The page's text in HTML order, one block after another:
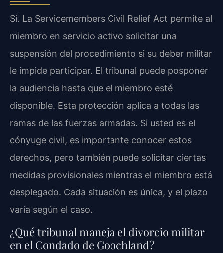
Sí. La Servicemembers Civil Relief Act permite al
miembro en servicio activo solicitar una
suspensión del procedimiento si su deber militar
le impide participar. El tribunal puede posponer
la audiencia hasta que el miembro esté
disponible. Esta protección aplica a todas las
ramas de las fuerzas armadas. Si usted es el
cónyuge civil, es importante conocer estos
derechos, pero también puede solicitar ciertas
medidas provisionales mientras el miembro está
desplegado. Cada situación es única, y el plazo
varía según el caso.
¿Qué tribunal maneja el divorcio militar
en el Condado de Goochland?